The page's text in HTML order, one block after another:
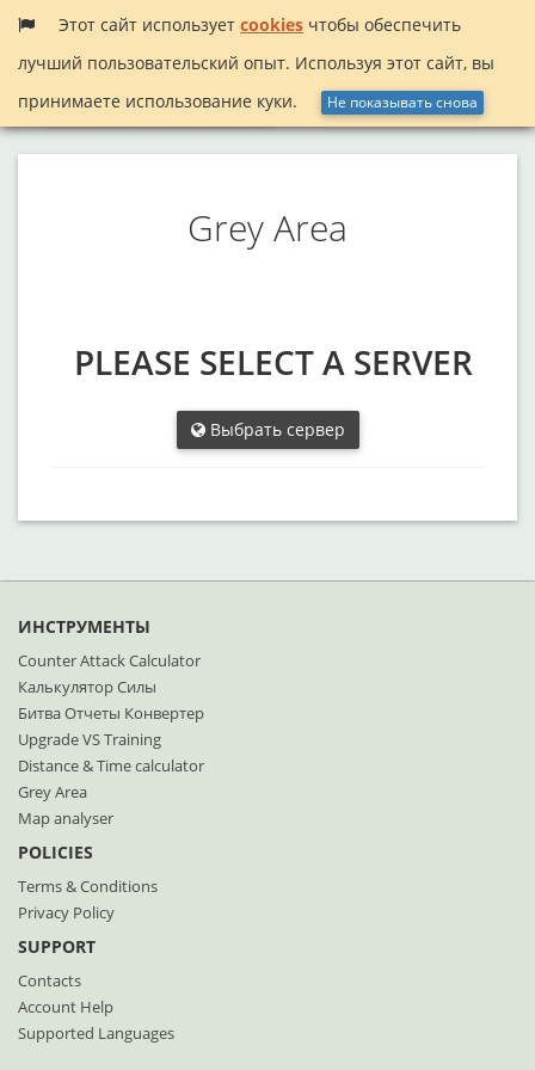
Этот сайт использует cookies чтобы обеспечить
лучший пользовательский опыт. Используя этот сайт, вы
принимаете использование куки.
Не показывать снова
Меню
InactiveSearch!
Grey Area
PLEASE SELECT A SERVER
Выбрать сервер
ИНСТРУМЕНТЫ
Counter Attack Calculator
Калькулятор Силы
Битва Отчеты Конвертер
Upgrade VS Training
Distance & Time calculator
Grey Area
Map analyser
POLICIES
Terms & Conditions
Privacy Policy
SUPPORT
Contacts
Account Help
Supported Languages